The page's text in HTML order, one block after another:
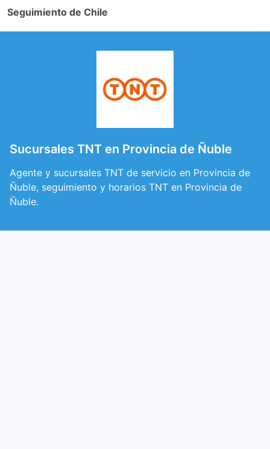
Seguimiento de Chile
Sucursales TNT en Provincia de Ñuble
Agente y sucursales TNT de servicio en Provincia de
Ñuble, seguimiento y horarios TNT en Provincia de
Ñuble.